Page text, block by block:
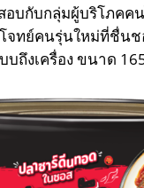
อบกับกลุ่มผู้บริโภคค
จทย์คนรุ่นใหม่ที่ชื่น
บถึงเครื่อง ขนาด